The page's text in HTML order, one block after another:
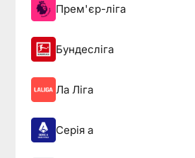
Прем'єр-ліга
Бундесліга
Ла Ліга
Серія а